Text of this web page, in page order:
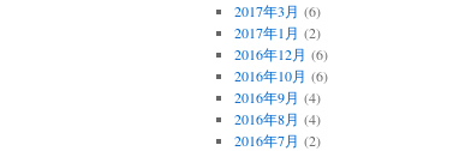
2017年3月 (6)
2017年1月 (2)
2016年12月 (6)
2016年10月 (6)
2016年9月 (4)
2016年8月 (4)
2016年7月 (2)